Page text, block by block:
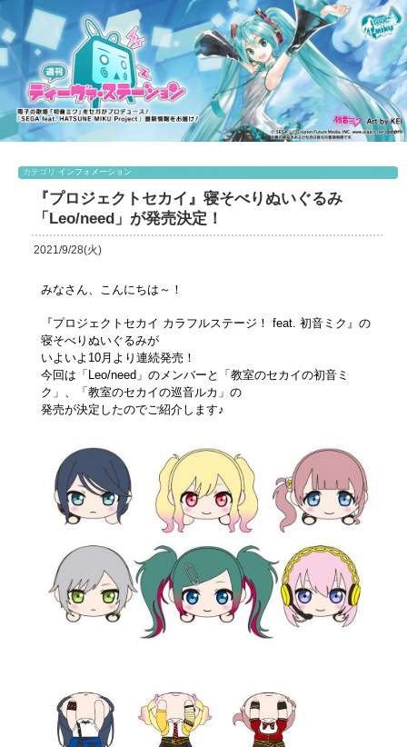
カテゴリ インフォメーション
『プロジェクトセカイ』寝そべりぬいぐるみ
「Leo/need」が発売決定！
2021/9/28(火)
みなさん、こんにちは～！
『プロジェクトセカイ カラフルステージ！ feat. 初音ミク』の
寝そべりぬいぐるみが
いよいよ10月より連続発売！
今回は「Leo/need」のメンバーと「教室のセカイの初音ミ
ク」、「教室のセカイの巡音ルカ」の
発売が決定したのでご紹介します♪